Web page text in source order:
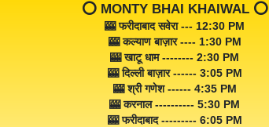
⭕️ MONTY BHAI KHAIWAL ⭕️
🎰 फरीदाबाद सवेरा --- 12:30 PM
🎰 कल्याण बाज़ार ---- 1:30 PM
🎰 खाटू धाम -------- 2:30 PM
🎰 दिल्ली बाज़ार ------ 3:05 PM
🎰 श्री गणेश ------ 4:35 PM
🎰 करनाल ---------- 5:30 PM
🎰 फरीदाबाद --------- 6:05 PM